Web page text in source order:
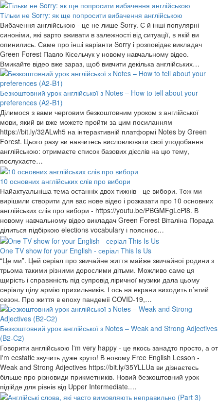
Тільки не Sorry: як ще попросити вибачення англійською
Вибачення англійською - це не лише Sorry. Є й інші популярні
синоніми, які варто вживати в залежності від ситуації, в якій ви
опинились. Саме про інші варіанти Sorry і розповідає викладач
Green Forest Павло Кісельчук у новому навчальному відео.
Вмикайте відео вже зараз, щоб вивчити декілька англійських…
Безкоштовний урок англійської з Notes – How to tell about your
preferences (A2-B1)
Ділимося з вами черговим безкоштовним уроком з англійської
мови, який ви вже можете пройти за цим посиланням
https://bit.ly/32ALwh5 на інтерактивній платформі Notes by Green
Forest. Цього разу ви навчитесь висловлювати свої уподобання
англійською: отримаєте список базових дієслів на цю тему,
послухаєте…
10 основних англійських слів про вибори
Найактуальніша тема останніх двох тижнів - це вибори. Тож ми
вирішили створити для вас нове відео і розказати про 10 основних
англійських слів про вибори - https://youtu.be/PBGMFgLcPi8. В
новому навчальному відео викладач Green Forest Віталіна Порада
ділиться підбіркою elections vocabulary і пояснює…
One TV show for your English - серіал This Is Us
“Це ми”. Цей серіал про звичайне життя майже звичайної родини з
трьома такими різними дорослими дітьми. Можливо саме ця
щирість і справжність під супровід ліричної музики дала цьому
серіалу цілу армію прихильників. І ось на екрани виходить п’ятий
сезон. Про життя в епоху пандемії COVID-19,…
Безкоштовний урок англійської з Notes – Weak and Strong Adjectives
(B2-C2)
Говорити англійською I'm very happy - це якось занадто просто, а от
I'm ecstatic звучить дуже круто! В новому Free English Lesson -
Weak and Strong Adjectives https://bit.ly/35YLLUa ви дізнаєтесь
більше про різновиди прикметників. Новий безкоштовний урок
підійде для рівнів від Upper Intermediate.…